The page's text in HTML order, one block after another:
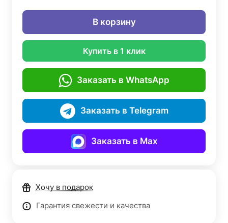
В корзину
Купить в 1 клик
Заказать в WhatsApp
Заказать в Telegram
Заказать в Max
Хочу в подарок
Гарантия свежести и качества